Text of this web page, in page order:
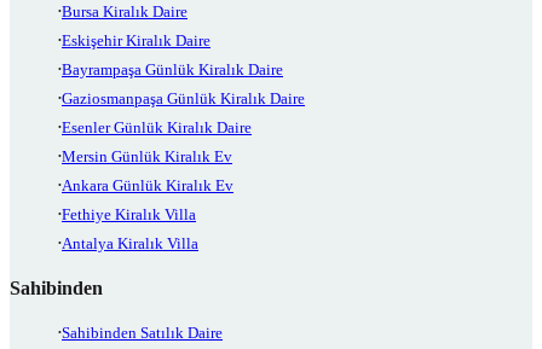
Bursa Kiralık Daire
Eskişehir Kiralık Daire
Bayrampaşa Günlük Kiralık Daire
Gaziosmanpaşa Günlük Kiralık Daire
Esenler Günlük Kiralık Daire
Mersin Günlük Kiralık Ev
Ankara Günlük Kiralık Ev
Fethiye Kiralık Villa
Antalya Kiralık Villa
Sahibinden
Sahibinden Satılık Daire